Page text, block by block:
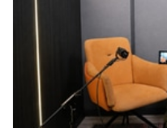
Servizio
fotografico
Tipo di spazio